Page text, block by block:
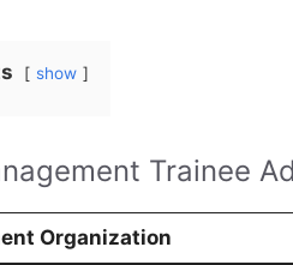
show
Trainee
Organization